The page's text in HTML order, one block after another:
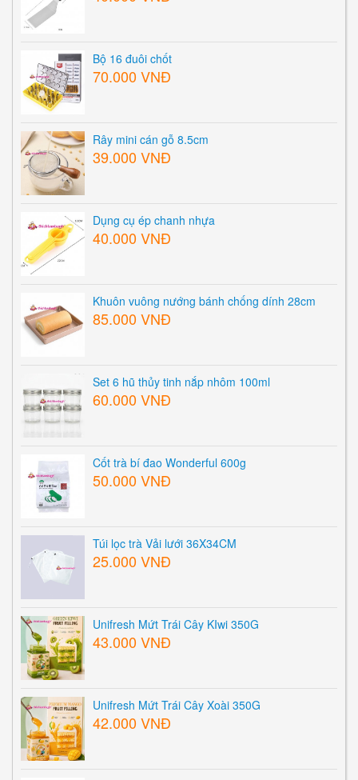
Bộ 16 đuôi chốt
70.000 VNĐ
Rây mini cán gỗ 8.5cm
39.000 VNĐ
Dụng cụ ép chanh nhựa
40.000 VNĐ
Khuôn vuông nướng bánh chống dính 28cm
85.000 VNĐ
Set 6 hũ thủy tinh nắp nhôm 100ml
60.000 VNĐ
Cốt trà bí đao Wonderful 600g
50.000 VNĐ
Túi lọc trà Vải lưới 36X34CM
25.000 VNĐ
Unifresh Mứt Trái Cây KIwi 350G
43.000 VNĐ
Unifresh Mứt Trái Cây Xoài 350G
42.000 VNĐ